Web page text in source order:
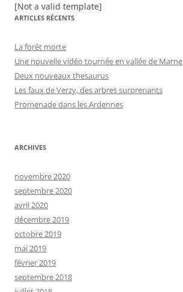
[Not a valid template]
ARTICLES RÉCENTS
La forêt morte
Une nouvelle vidéo tournée en vallée de Marne
Deux nouveaux thesaurus
Les faux de Verzy, des arbres surprenants
Promenade dans les Ardennes
ARCHIVES
novembre 2020
septembre 2020
avril 2020
décembre 2019
octobre 2019
mai 2019
février 2019
septembre 2018